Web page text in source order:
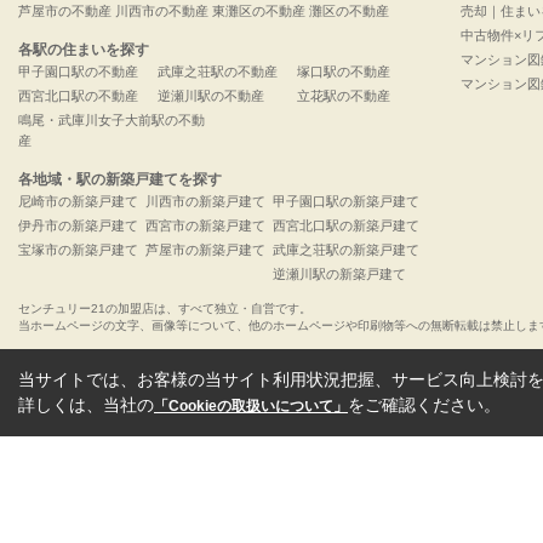
芦屋市の不動産 川西市の不動産 東灘区の不動産 灘区の不動産
各駅の住まいを探す
甲子園口駅の不動産
西宮北口駅の不動産
武庫之荘駅の不動産
逆瀬川駅の不動産
塚口駅の不動産
立花駅の不動産
鳴尾・武庫川女子大前駅の不動
産
各地域・駅の新築戸建てを探す
尼崎市の新築戸建て
伊丹市の新築戸建て
宝塚市の新築戸建て
川西市の新築戸建て
西宮市の新築戸建て
芦屋市の新築戸建て
甲子園口駅の新築戸建て
西宮北口駅の新築戸建て
武庫之荘駅の新築戸建て
逆瀬川駅の新築戸建て
売却｜住ま
中古物件×リ
マンション
マンション
センチュリー21の加盟店は、すべて独立・自営です。
当ホームページの文字、画像等について、他のホームページや印刷物等への無断転載は禁止しま
当サイトでは、お客様の当サイト利用状況把握、サービス向上検討
詳しくは、当社の 「Cookieの取扱いについて」 をご確認ください。